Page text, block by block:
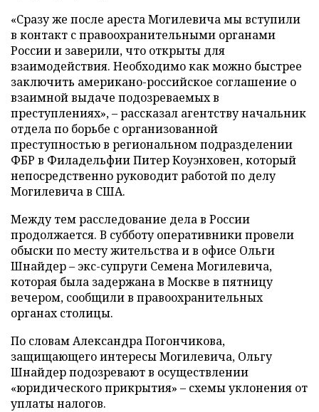
«Сразу же после ареста Могилевича мы вступили
в контакт с правоохранительными органами
России и заверили, что открыты для
взаимодействия. Необходимо как можно быстрее
заключить американо-российское соглашение о
взаимной выдаче подозреваемых в
преступлениях», – рассказал агентству начальник
отдела по борьбе с организованной
преступностью в региональном подразделении
ФБР в Филадельфии Питер Коуэнховен, который
непосредственно руководит работой по делу
Могилевича в США.
Между тем расследование дела в России
продолжается. В субботу оперативники провели
обыски по месту жительства и в офисе Ольги
Шнайдер – экс-супруги Семена Могилевича,
которая была задержана в Москве в пятницу
вечером, сообщили в правоохранительных
органах столицы.
По словам Александра Погончикова,
защищающего интересы Могилевича, Ольгу
Шнайдер подозревают в осуществлении
«юридического прикрытия» – схемы уклонения от
уплаты налогов.